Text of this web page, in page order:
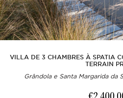
VILLA DE 3 CHAMBRES À SPATIA
TERRAIN
Grândola e Santa Margarida da